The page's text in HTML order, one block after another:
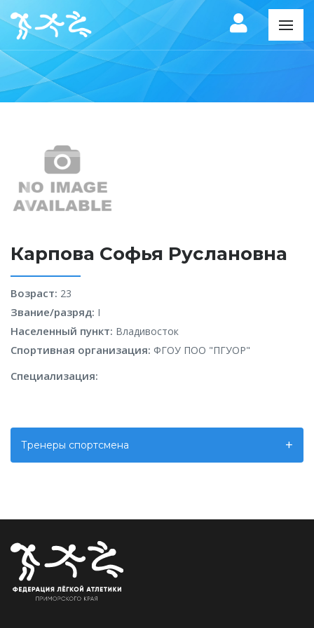
Карпова Софья Руслановна
Возраст: 23
Звание/разряд: I
Населенный пункт: Владивосток
Спортивная организация: ФГОУ ПОО "ПГУОР"
Специализация:
Тренеры спортсмена